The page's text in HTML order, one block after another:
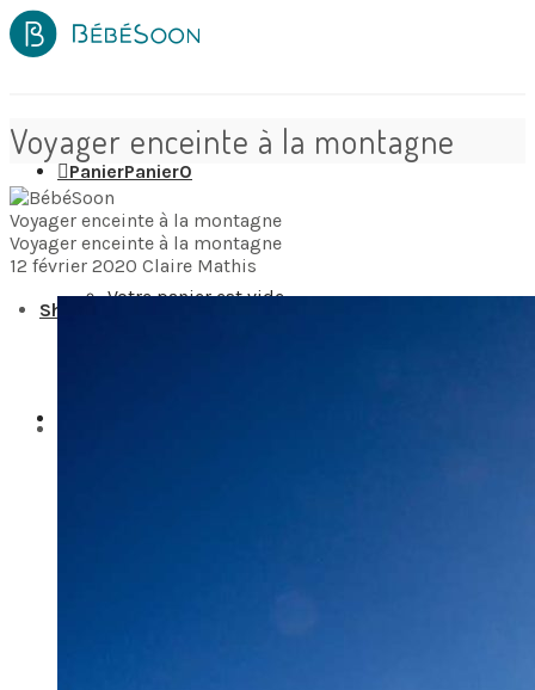
PanierPanier0
Votre panier est vide.
Shop
Voyager enceinte à la montagne
Voyager enceinte à la montagne
Voyager enceinte à la montagne
12 février 2020 Claire Mathis